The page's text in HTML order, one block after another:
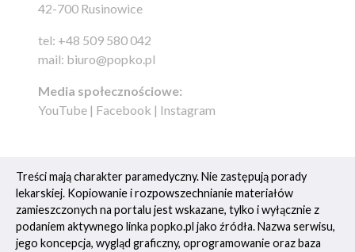
42-700 Rusinowice
tel: +48 509 580 042
mail: biuro@popko.pl
Media społecznościowe:
YouTube | Facebook | Instagram
Treści mają charakter paramedyczny. Nie zastępują porady
lekarskiej. Kopiowanie i rozpowszechnianie materiałów
zamieszczonych na portalu jest wskazane, tylko i wyłącznie z
podaniem aktywnego linka popko.pl jako źródła. Nazwa serwisu,
jego koncepcja, wygląd graficzny, oprogramowanie oraz baza